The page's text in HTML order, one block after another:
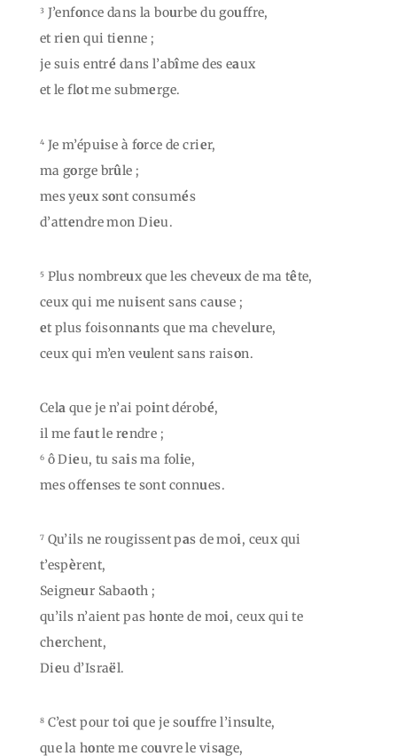
3 J’enfonce dans la bourbe du gouffre,
et rien qui tienne ;
je suis entré dans l’abîme des eaux
et le flot me submerge.
4 Je m’épuise à force de crier,
ma gorge brûle ;
mes yeux sont consumés
d’attendre mon Dieu.
5 Plus nombreux que les cheveux de ma tête,
ceux qui me nuisent sans cause ;
et plus foisonnants que ma chevelure,
ceux qui m’en veulent sans raison.
Cela que je n’ai point dérobé,
il me faut le rendre ;
6 ô Dieu, tu sais ma folie,
mes offenses te sont connues.
7 Qu’ils ne rougissent pas de moi, ceux qui
t’espèrent,
Seigneur Sabaoth ;
qu’ils n’aient pas honte de moi, ceux qui te
cherchent,
Dieu d’Israël.
8 C’est pour toi que je souffre l’insulte,
que la honte me couvre le visage,